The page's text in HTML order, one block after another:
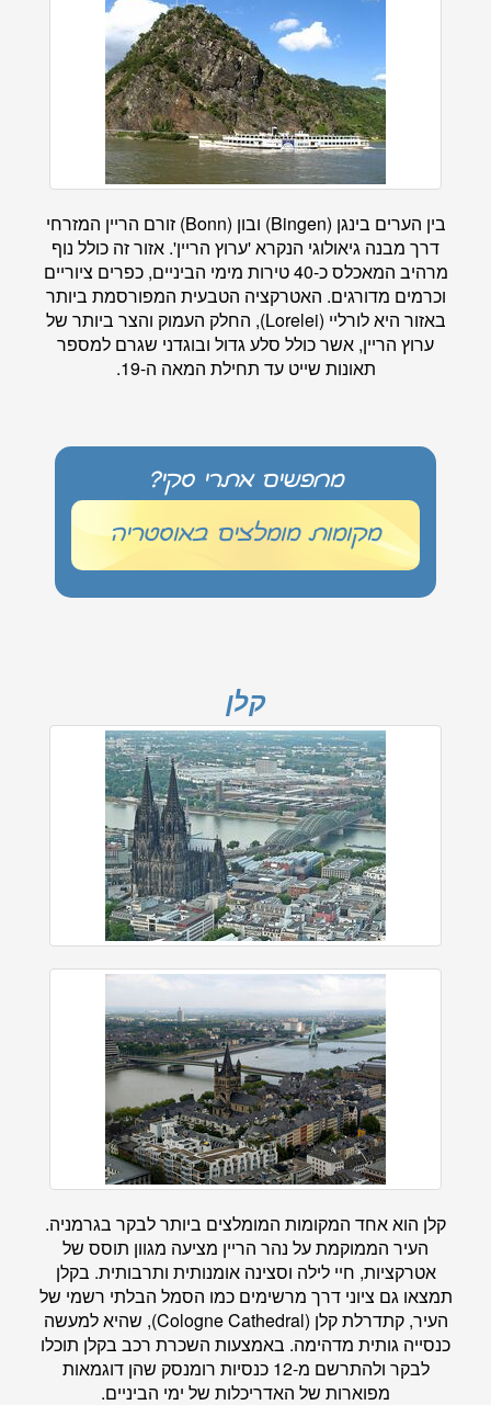
בין הערים בינגן (Bingen) ובון (Bonn) זורם הריין המזרחי
דרך מבנה גיאולוגי הנקרא 'ערוץ הריין'. אזור זה כולל נוף
מרהיב המאכלס כ-40 טירות מימי הביניים, כפרים ציוריים
וכרמים מדורגים. האטרקציה הטבעית המפורסמת ביותר
באזור היא לורליי (Lorelei), החלק העמוק והצר ביותר של
ערוץ הריין, אשר כולל סלע גדול ובוגדני שגרם למספר
תאונות שייט עד תחילת המאה ה-19.
מחפשים אתרי סקי?
מקומות מומלצים באוסטריה
קלן
קלן הוא אחד המקומות המומלצים ביותר לבקר בגרמניה.
העיר הממוקמת על נהר הריין מציעה מגוון תוסס של
אטרקציות, חיי לילה וסצינה אומנותית ותרבותית. בקלן
תמצאו גם ציוני דרך מרשימים כמו הסמל הבלתי רשמי של
העיר, קתדרלת קלן (Cologne Cathedral), שהיא למעשה
כנסייה גותית מדהימה. באמצעות השכרת רכב בקלן תוכלו
לבקר ולהתרשם מ-12 כנסיות רומנסק שהן דוגמאות
מפוארות של האדריכלות של ימי הביניים.